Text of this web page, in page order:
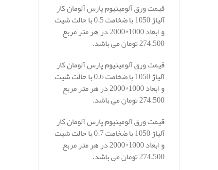
قیمت ورق آلومینیوم پارس آلومان کار
آلیاژ 1050 با ضخامت 0.5 با حالت شیت
و ابعاد 1000*2000 در هر متر مربع
274.500 تومان می باشد.
قیمت ورق آلومینیوم پارس آلومان کار
آلیاژ 1050 با ضخامت 0.6 با حالت شیت
و ابعاد 1000*2000 در هر متر مربع
274.500 تومان می باشد.
قیمت ورق آلومینیوم پارس آلومان کار
آلیاژ 1050 با ضخامت 0.7 با حالت شیت
و ابعاد 1000*2000 در هر متر مربع
274.500 تومان می باشد.